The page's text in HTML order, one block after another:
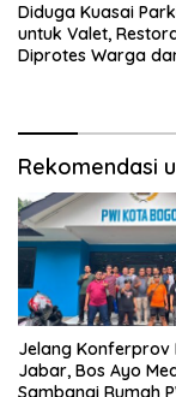
Diduga Kuasai
untuk Valet,
Diprotes Warga
Rekomendasi
Jelang Konferprov
Jabar, Bos Ayo
Sambangi Rumah